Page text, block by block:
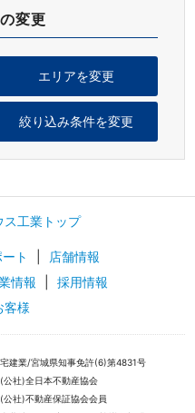
変更
エリアを変更
絞り込み条件を変更
ス工業トップ
ト
店舗情報
情報
採用情報
客様
宅建業/宮城県知事免許(6)第4831号
(公社)全日本不動産協会
(公社)不動産保証協会会員